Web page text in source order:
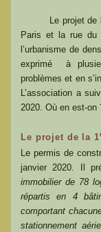
Le projet de
Paris et la rue du
l’urbanisme de
exprimé à
problèmes et en
L’association a
2020. Où en est-on
Le projet de la 1
Le permis de
janvier 2020. Il
immobilier de 78
répartis en 4
comportant
stationnement